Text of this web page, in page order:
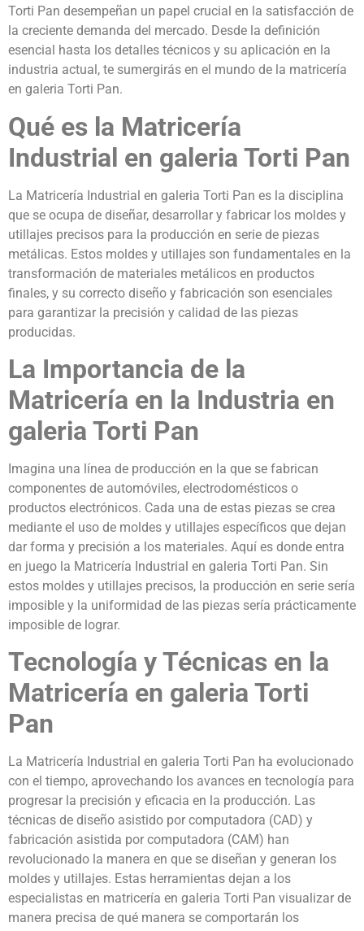
Torti Pan desempeñan un papel crucial en la satisfacción de
la creciente demanda del mercado. Desde la definición
esencial hasta los detalles técnicos y su aplicación en la
industria actual, te sumergirás en el mundo de la matricería
en galeria Torti Pan.
Qué es la Matricería
Industrial en galeria Torti Pan
La Matricería Industrial en galeria Torti Pan es la disciplina
que se ocupa de diseñar, desarrollar y fabricar los moldes y
utillajes precisos para la producción en serie de piezas
metálicas. Estos moldes y utillajes son fundamentales en la
transformación de materiales metálicos en productos
finales, y su correcto diseño y fabricación son esenciales
para garantizar la precisión y calidad de las piezas
producidas.
La Importancia de la
Matricería en la Industria en
galeria Torti Pan
Imagina una línea de producción en la que se fabrican
componentes de automóviles, electrodomésticos o
productos electrónicos. Cada una de estas piezas se crea
mediante el uso de moldes y utillajes específicos que dejan
dar forma y precisión a los materiales. Aquí es donde entra
en juego la Matricería Industrial en galeria Torti Pan. Sin
estos moldes y utillajes precisos, la producción en serie sería
imposible y la uniformidad de las piezas sería prácticamente
imposible de lograr.
Tecnología y Técnicas en la
Matricería en galeria Torti
Pan
La Matricería Industrial en galeria Torti Pan ha evolucionado
con el tiempo, aprovechando los avances en tecnología para
progresar la precisión y eficacia en la producción. Las
técnicas de diseño asistido por computadora (CAD) y
fabricación asistida por computadora (CAM) han
revolucionado la manera en que se diseñan y generan los
moldes y utillajes. Estas herramientas dejan a los
especialistas en matricería en galeria Torti Pan visualizar de
manera precisa de qué manera se comportarán los